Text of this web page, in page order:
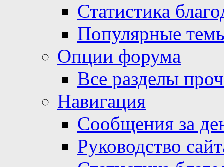
Статистика
Популярные
Опции форума
Все разделы
Навигация
Сообщения за
Руководство